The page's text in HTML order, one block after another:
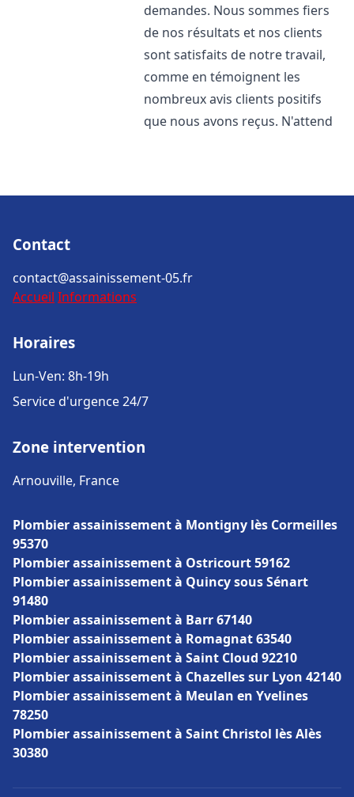
demandes. Nous sommes fiers
de nos résultats et nos clients
sont satisfaits de notre travail,
comme en témoignent les
nombreux avis clients positifs
que nous avons reçus. N'attend
Contact
contact@assainissement-05.fr
Accueil Informations
Horaires
Lun-Ven: 8h-19h
Service d'urgence 24/7
Zone intervention
Arnouville, France
Plombier assainissement à Montigny lès Cormeilles
95370
Plombier assainissement à Ostricourt 59162
Plombier assainissement à Quincy sous Sénart
91480
Plombier assainissement à Barr 67140
Plombier assainissement à Romagnat 63540
Plombier assainissement à Saint Cloud 92210
Plombier assainissement à Chazelles sur Lyon 42140
Plombier assainissement à Meulan en Yvelines
78250
Plombier assainissement à Saint Christol lès Alès
30380